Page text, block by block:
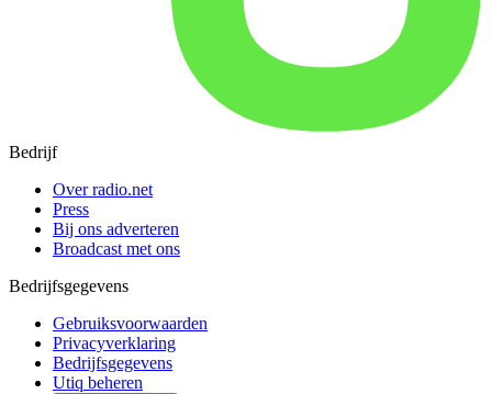
Bedrijf
Over radio.net
Press
Bij ons adverteren
Broadcast met ons
Bedrijfsgegevens
Gebruiksvoorwaarden
Privacyverklaring
Bedrijfsgegevens
Utiq beheren